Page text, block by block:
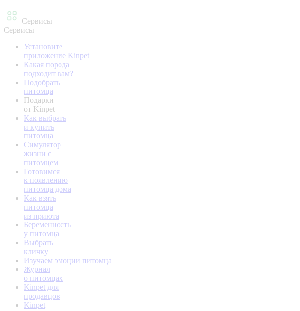
Сервисы
Сервисы
Установите
приложение Kinpet
Какая порода
подходит вам?
Подобрать
питомца
Подарки
от Kinpet
Как выбрать
и купить
питомца
Симулятор
жизни с
питомцем
Готовимся
к появлению
питомца дома
Как взять
питомца
из приюта
Беременность
у питомца
Выбрать
кличку
Изучаем эмоции питомца
Журнал
о питомцах
Kinpet для
продавцов
Kinpet